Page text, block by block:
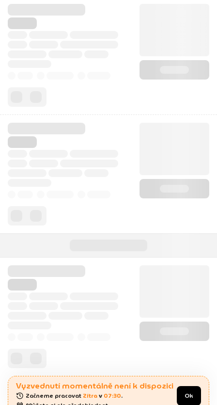
Vyzvednutí momentálně není k dispozici
Začneme pracovat Zítra v 07:30.
Ok